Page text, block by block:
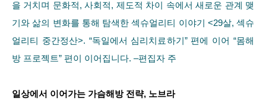
을 거치며 문화적, 사회적, 제도적 차이 속에서 새로운 관계 맺
기와 삶의 변화를 통해 탐색한 섹슈얼리티 이야기 <29살, 섹슈
얼리티 중간정산>. “독일에서 심리치료하기” 편에 이어 “몸해
방 프로젝트” 편이 이어집니다. –편집자 주
일상에서 이어가는 가슴해방 전략, 노브라